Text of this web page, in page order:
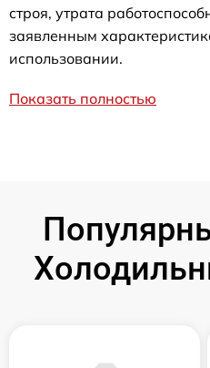
строя, утрата
заявленным
использовании.
Показать полностью